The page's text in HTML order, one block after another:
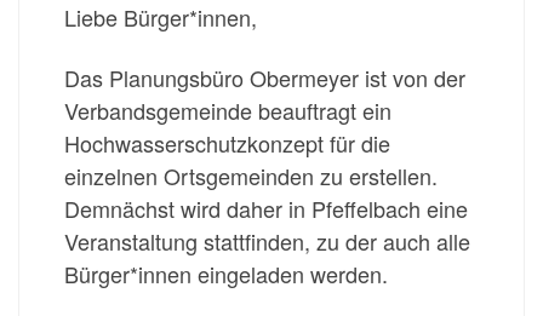
Liebe Bürger*innen,
Das Planungsbüro Obermeyer ist von der
Verbandsgemeinde beauftragt ein
Hochwasserschutzkonzept für die
einzelnen Ortsgemeinden zu erstellen.
Demnächst wird daher in Pfeﬀelbach eine
Veranstaltung stattfinden, zu der auch alle
Bürger*innen eingeladen werden.